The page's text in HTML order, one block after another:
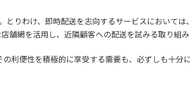
りわけ、即時配送を志向するサービスにおいては
網を活用し、近隣顧客への配送を試みる取り組み
利便性を積極的に享受する需要も、必ずしも十分